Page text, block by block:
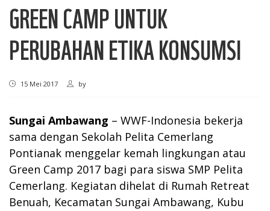
GREEN CAMP UNTUK
PERUBAHAN ETIKA KONSUMSI
15 Mei 2017 by
Sungai Ambawang – WWF-Indonesia bekerja
sama dengan Sekolah Pelita Cemerlang
Pontianak menggelar kemah lingkungan atau
Green Camp 2017 bagi para siswa SMP Pelita
Cemerlang. Kegiatan dihelat di Rumah Retreat
Benuah, Kecamatan Sungai Ambawang, Kubu